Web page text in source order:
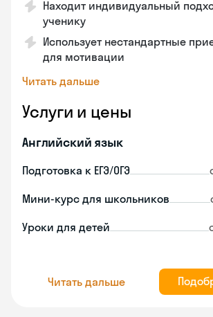
Находит индивидуальный
ученику
Использует нестандартные
для мотивации
Читать дальше
Услуги и цены
Английский язык
Подготовка к ЕГЭ/ОГЭ
Мини-курс для школьников
Уроки для детей
Читать дальше